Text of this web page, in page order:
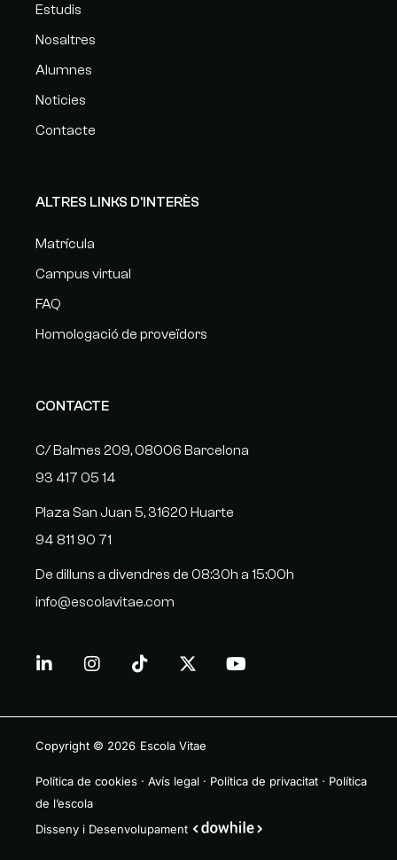
Estudis
Nosaltres
Alumnes
Noticies
Contacte
ALTRES LINKS D'INTERÈS
Matrícula
Campus virtual
FAQ
Homologació de proveïdors
CONTACTE
C/ Balmes 209, 08006 Barcelona
93 417 05 14
Plaza San Juan 5, 31620 Huarte
94 811 90 71
De dilluns a divendres de 08:30h a 15:00h
info@escolavitae.com
Copyright © 2026 Escola Vitae
Política de cookies · Avís legal · Política de privacitat · Política
de l’escola
Disseny i Desenvolupament